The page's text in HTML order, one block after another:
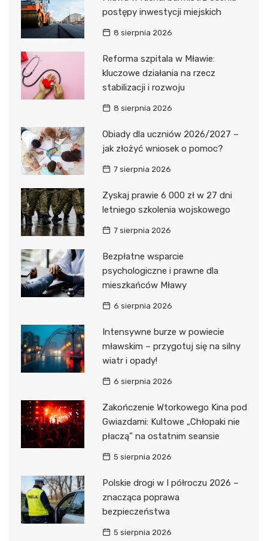
postępy inwestycji miejskich
8 sierpnia 2026
Reforma szpitala w Mławie:
kluczowe działania na rzecz
stabilizacji i rozwoju
8 sierpnia 2026
Obiady dla uczniów 2026/2027 –
jak złożyć wniosek o pomoc?
7 sierpnia 2026
Zyskaj prawie 6 000 zł w 27 dni
letniego szkolenia wojskowego
7 sierpnia 2026
Bezpłatne wsparcie
psychologiczne i prawne dla
mieszkańców Mławy
6 sierpnia 2026
Intensywne burze w powiecie
mławskim – przygotuj się na silny
wiatr i opady!
6 sierpnia 2026
Zakończenie Wtorkowego Kina pod
Gwiazdami: Kultowe „Chłopaki nie
płaczą” na ostatnim seansie
5 sierpnia 2026
Polskie drogi w I półroczu 2026 –
znacząca poprawa
bezpieczeństwa
5 sierpnia 2026